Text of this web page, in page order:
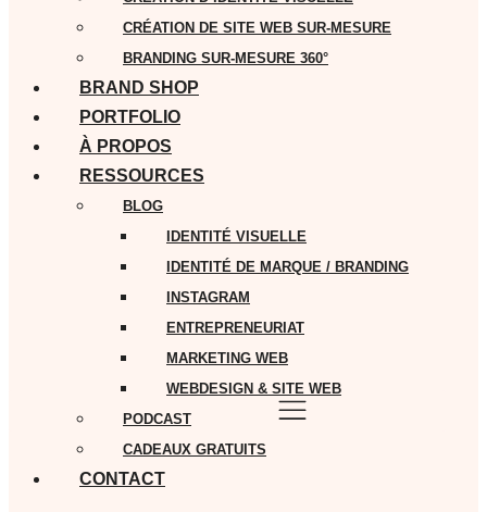
CRÉATION DE SITE WEB SUR-MESURE
BRANDING SUR-MESURE 360°
BRAND SHOP
PORTFOLIO
À PROPOS
RESSOURCES
BLOG
IDENTITÉ VISUELLE
IDENTITÉ DE MARQUE / BRANDING
INSTAGRAM
ENTREPRENEURIAT
MARKETING WEB
WEBDESIGN & SITE WEB
PODCAST
CADEAUX GRATUITS
CONTACT